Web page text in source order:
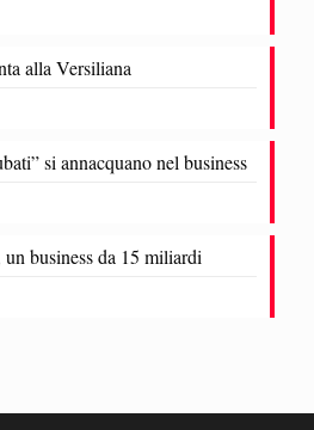
alla Versiliana
si annacquano nel business
business da 15 miliardi